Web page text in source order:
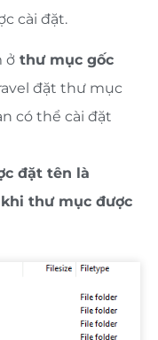
cài đặt.
ở thư mục gốc
đặt thư mục
có thể cài đặt
đặt tên là
thư mục được